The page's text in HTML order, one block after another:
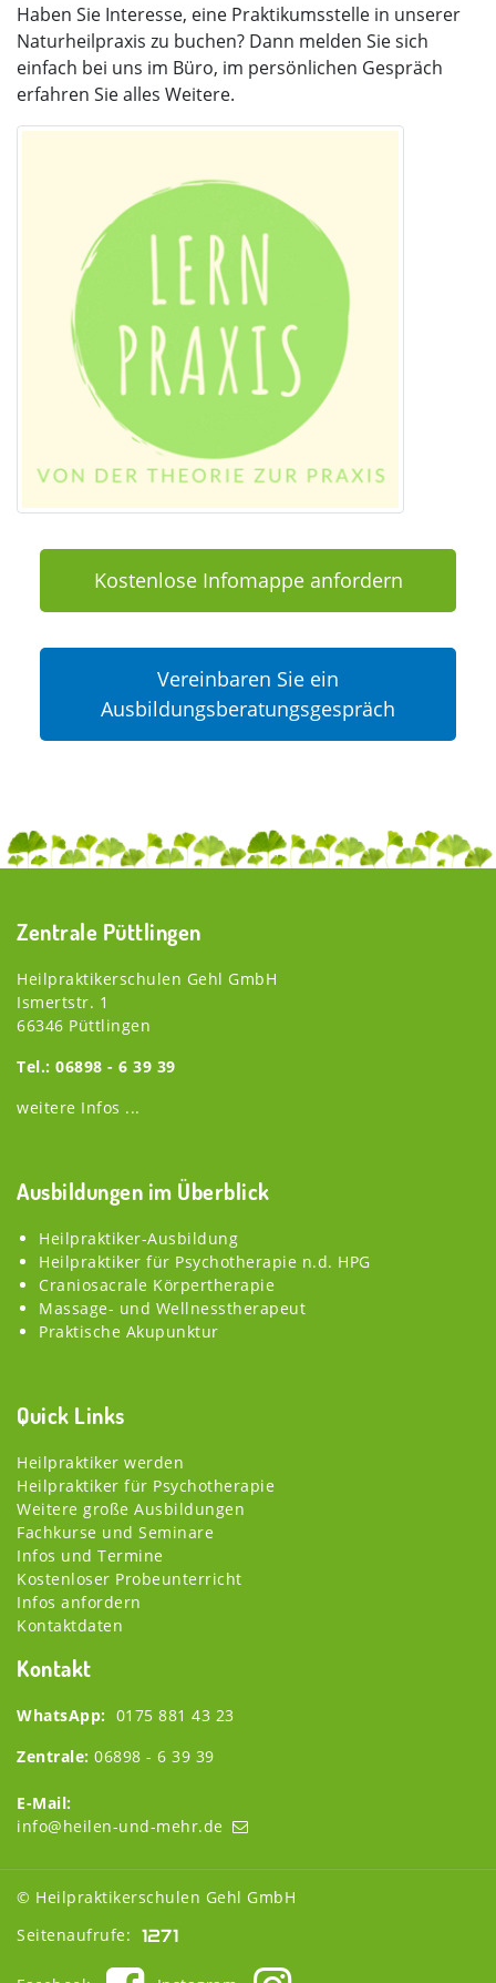
Haben Sie Interesse, eine Praktikumsstelle in unserer
Naturheilpraxis zu buchen? Dann melden Sie sich
einfach bei uns im Büro, im persönlichen Gespräch
erfahren Sie alles Weitere.
Kostenlose Infomappe anfordern
Vereinbaren Sie ein
Ausbildungsberatungsgespräch
Zentrale Püttlingen
Heilpraktikerschulen Gehl GmbH
Ismertstr. 1
66346 Püttlingen
Tel.: 06898 - 6 39 39
weitere Infos ...
Ausbildungen im Überblick
Heilpraktiker-Ausbildung
Heilpraktiker für Psychotherapie n.d. HPG
Craniosacrale Körpertherapie
Massage- und Wellnesstherapeut
Praktische Akupunktur
Quick Links
Heilpraktiker werden
Heilpraktiker für Psychotherapie
Weitere große Ausbildungen
Fachkurse und Seminare
Infos und Termine
Kostenloser Probeunterricht
Infos anfordern
Kontaktdaten
Kontakt
WhatsApp: 0175 881 43 23
Zentrale: 06898 - 6 39 39
E-Mail:
info@heilen-und-mehr.de
© Heilpraktikerschulen Gehl GmbH
Seitenaufrufe: